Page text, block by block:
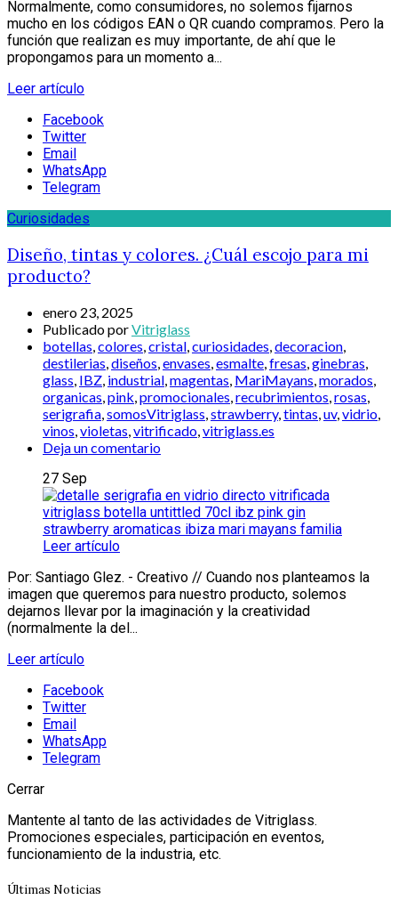
Normalmente, como consumidores, no solemos fijarnos
mucho en los códigos EAN o QR cuando compramos. Pero la
función que realizan es muy importante, de ahí que le
propongamos para un momento a...
Leer artículo
Facebook
Twitter
Email
WhatsApp
Telegram
Curiosidades
Diseño, tintas y colores. ¿Cuál escojo para mi
producto?
enero 23, 2025
Publicado porVitriglass
botellas,colores,cristal,curiosidades,decoracion,
destilerias,diseños,envases,esmalte,fresas,ginebras,
glass, IBZ, industrial,magentas, MariMayans,morados,
organicas,pink,promocionales,recubrimientos,rosas,
serigrafia,somosVitriglass,strawberry,tintas,uv,vidrio,
vinos,violetas,vitrificado,vitriglass.es
Deja un comentario
27 Sep
Leer artículo
Por: Santiago Glez. - Creativo // Cuando nos planteamos la
imagen que queremos para nuestro producto, solemos
dejarnos llevar por la imaginación y la creatividad
(normalmente la del...
Leer artículo
Facebook
Twitter
Email
WhatsApp
Telegram
Cerrar
Mantente al tanto de las actividades de Vitriglass.
Promociones especiales, participación en eventos,
funcionamiento de la industria, etc.
Últimas Noticias